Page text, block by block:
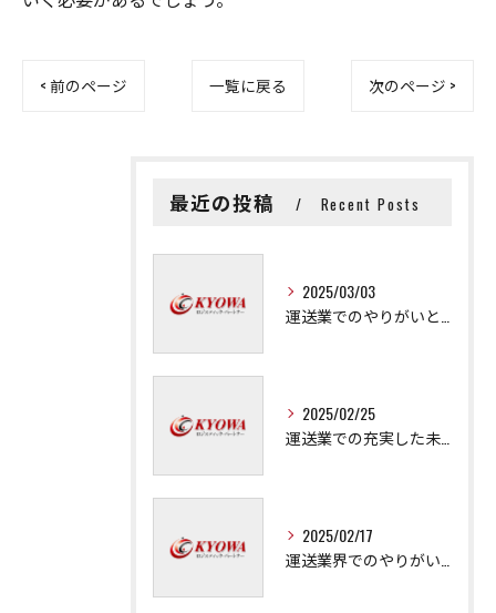
< 前のページ 一覧に戻る 次のページ >
最近の投稿 Recent Posts
2025/03/03
2025/02/25
2025/02/17